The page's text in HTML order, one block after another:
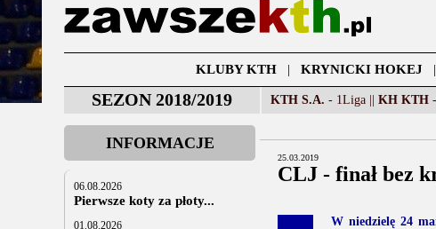
KLUBY KTH| KRYNICKI HOKEJ
SEZON 2018/2019 KTH S.A. - 1Liga || KH KTH
INFORMACJE
06.08.2026
Pierwsze koty za płoty...
01.08.2026
25.03.2019
CLJ - finał bez
W niedzielę 24